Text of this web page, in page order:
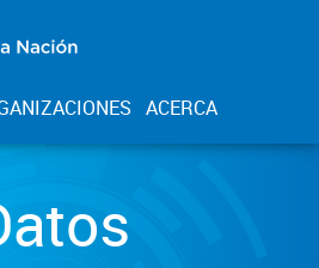
ACERCA